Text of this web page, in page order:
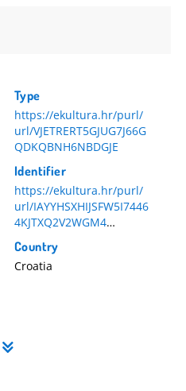
Type
https://ekultura.hr/purl/
url/VJETRERT5GJUG7J66G
QDKQBNH6NBDGJE
Identifier
https://ekultura.hr/purl/
url/IAYYHSXHIJSFW5I7446
4KJTXQ2V2WGM4
HR-DAZG-839-4-47
Country
Croatia